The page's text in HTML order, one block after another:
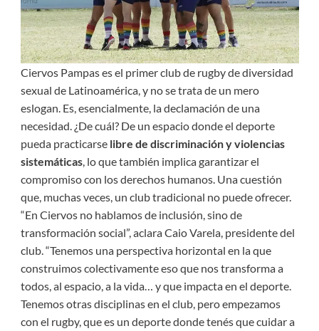
Ciervos Pampas es el primer club de rugby de diversidad
sexual de Latinoamérica, y no se trata de un mero
eslogan. Es, esencialmente, la declamación de una
necesidad. ¿De cuál? De un espacio donde el deporte
pueda practicarse libre de discriminación y violencias
sistemáticas, lo que también implica garantizar el
compromiso con los derechos humanos. Una cuestión
que, muchas veces, un club tradicional no puede ofrecer.
“En Ciervos no hablamos de inclusión, sino de
transformación social”, aclara Caio Varela, presidente del
club. “Tenemos una perspectiva horizontal en la que
construimos colectivamente eso que nos transforma a
todos, al espacio, a la vida… y que impacta en el deporte.
Tenemos otras disciplinas en el club, pero empezamos
con el rugby, que es un deporte donde tenés que cuidar a